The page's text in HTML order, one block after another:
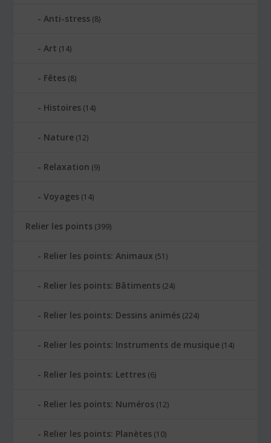
Anti-stress (8)
Art (14)
Fêtes (8)
Histoires (14)
Nature (12)
Relaxation (9)
Voyages (14)
Relier les points (399)
Relier les points: Animaux (51)
Relier les points: Bâtiments (24)
Relier les points: Dessins animés (224)
Relier les points: Instruments de musique (14)
Relier les points: Lettres (6)
Relier les points: Numéros (12)
Relier les points: Planètes (10)